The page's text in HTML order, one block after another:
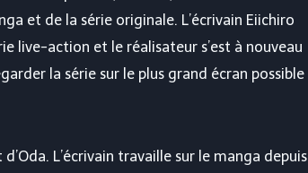
et de la série originale. L’écrivain Eiichiro
live-action et le réalisateur s’est à nouveau
la série sur le plus grand écran possible
L’écrivain travaille sur le manga depuis